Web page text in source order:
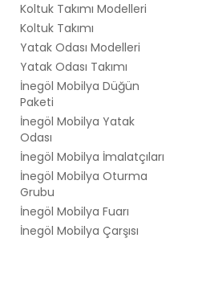
Koltuk Takımı Modelleri
Koltuk Takımı
Yatak Odası Modelleri
Yatak Odası Takımı
İnegöl Mobilya Düğün
Paketi
İnegöl Mobilya Yatak
Odası
İnegöl Mobilya İmalatçıları
İnegöl Mobilya Oturma
Grubu
İnegöl Mobilya Fuarı
İnegöl Mobilya Çarşısı